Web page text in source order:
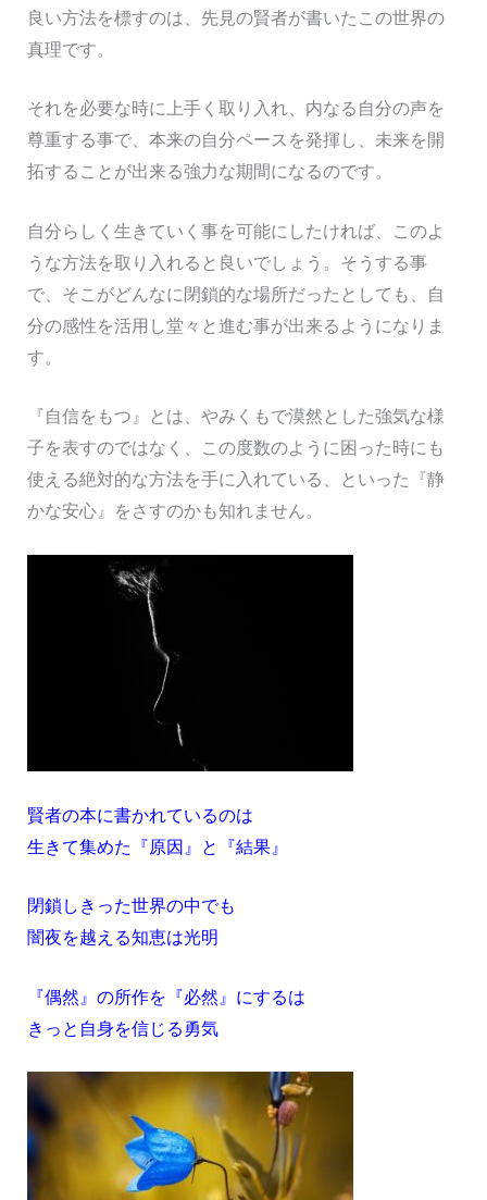
良い方法を標すのは、先見の賢者が書いたこの世界の
真理です。
それを必要な時に上手く取り入れ、内なる自分の声を
尊重する事で、本来の自分ペースを発揮し、未来を開
拓することが出来る強力な期間になるのです。
自分らしく生きていく事を可能にしたければ、このよ
うな方法を取り入れると良いでしょう。そうする事
で、そこがどんなに閉鎖的な場所だったとしても、自
分の感性を活用し堂々と進む事が出来るようになりま
す。
『自信をもつ』とは、やみくもで漠然とした強気な様
子を表すのではなく、この度数のように困った時にも
使える絶対的な方法を手に入れている、といった『静
かな安心』をさすのかも知れません。
賢者の本に書かれているのは
生きて集めた『原因』と『結果』
閉鎖しきった世界の中でも
闇夜を越える知恵は光明
『偶然』の所作を『必然』にするは
きっと自身を信じる勇気